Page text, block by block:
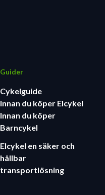
Guider
Cykelguide
Innan du köper Elcykel
Innan du köper
Barncykel
Elcykel en säker och
hållbar
transportlösning